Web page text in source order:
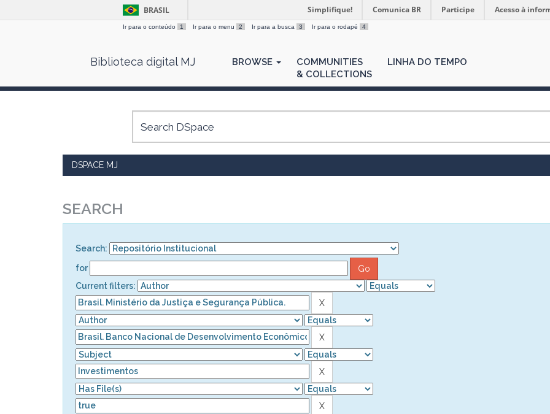
BRASIL Simplifique! Comunica BR Participe Acesso à
Ir para o conteúdo 1 Ir para o menu 2 Ir para a busca 3 Ir para o rodapé 4
Biblioteca digital MJ BROWSE
COMMUNITIES
& COLLECTIONS
LINHA DO TEMPO
DSPACE MJ
SEARCH
Search:
for
Current filters: